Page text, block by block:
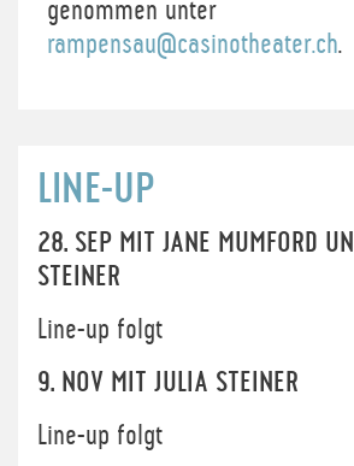
genommen unter
rampensau@casinotheater.ch.
LINE-UP
28. SEP MIT JANE MUMFORD
STEINER
Line-up folgt
9. NOV MIT JULIA STEINER
Line-up folgt